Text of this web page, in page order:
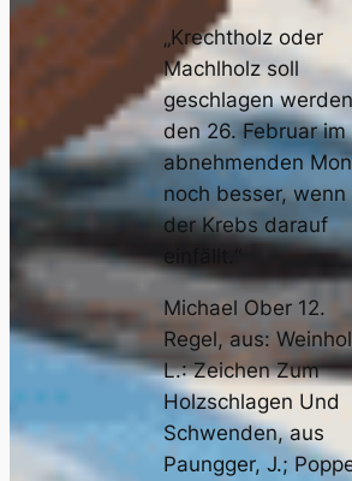
„Krechtholz oder
Machlholz soll
geschlagen werden
den 26. Februar im
abnehmenden
noch besser, wenn
der Krebs darauf
einfällt.“
Michael Ober 12.
Regel, aus:
L.: Zeichen Zum
Holzschlagen Und
Schwenden, aus
Paungger, J.;